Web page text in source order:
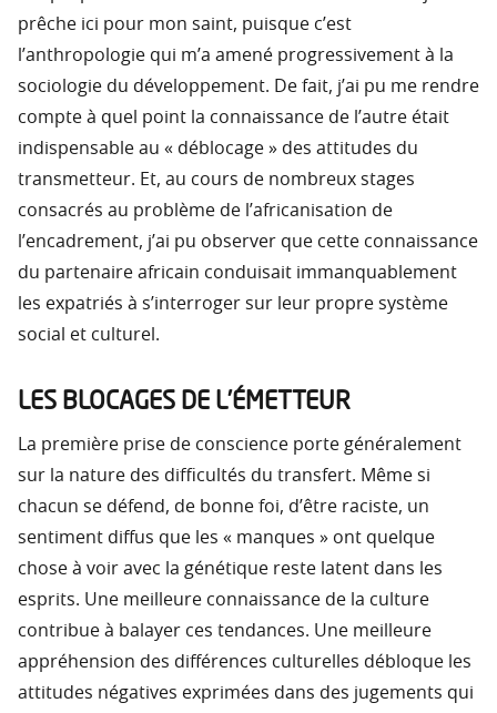
prêche ici pour mon saint, puisque c’est
l’anthropologie qui m’a amené progressivement à la
sociologie du développement. De fait, j’ai pu me rendre
compte à quel point la connaissance de l’autre était
indispensable au « déblocage » des attitudes du
transmetteur. Et, au cours de nombreux stages
consacrés au problème de l’africanisation de
l’encadrement, j’ai pu observer que cette connaissance
du partenaire africain conduisait immanquablement
les expatriés à s’interroger sur leur propre système
social et culturel.
LES BLOCAGES DE L’ÉMETTEUR
La première prise de conscience porte généralement
sur la nature des difficultés du transfert. Même si
chacun se défend, de bonne foi, d’être raciste, un
sentiment diffus que les « manques » ont quelque
chose à voir avec la génétique reste latent dans les
esprits. Une meilleure connaissance de la culture
contribue à balayer ces tendances. Une meilleure
appréhension des différences culturelles débloque les
attitudes négatives exprimées dans des jugements qui